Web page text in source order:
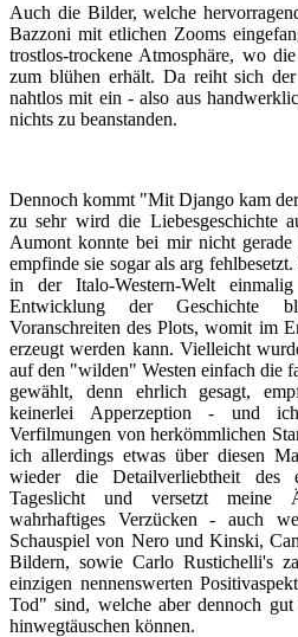
Auch die Bilder, welche
Bazzoni mit etlichen Zooms
trostlos-trockene Atmosphäre, wo
zum blühen erhält. Da reiht sich
nahtlos mit ein - also aus
nichts zu beanstanden.
Dennoch kommt "Mit Django kam
zu sehr wird die Liebesgeschichte
Aumont konnte bei mir nicht
empfinde sie sogar als arg
in der Italo-Western-Welt
Entwicklung der Geschichte
Voranschreiten des Plots, womit im
erzeugt werden kann. Vielleicht
auf den "wilden" Westen einfach die
gewählt, denn ehrlich gesagt,
keinerlei Apperzeption - und
Verfilmungen von herkömmlichen
ich allerdings etwas über diesen
wieder die Detailverliebtheit des
Tageslicht und versetzt meine
wahrhaftiges Verzücken - auch
Schauspiel von Nero und Kinski,
Bildern, sowie Carlo Rustichelli's
einzigen nennenswerten
Tod" sind, welche aber dennoch
hinwegtäuschen können.